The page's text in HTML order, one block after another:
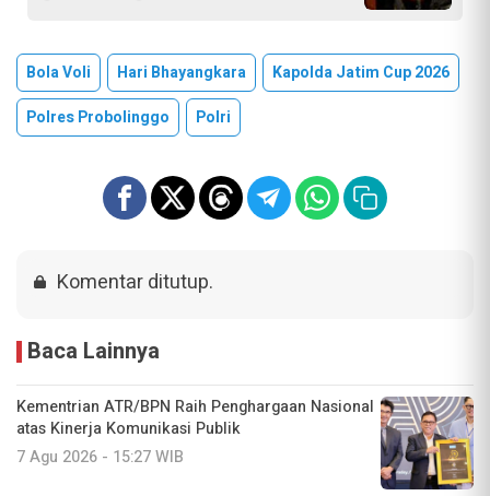
Bola Voli Hari Bhayangkara
Kapolda Jatim Cup 2026
Polres Probolinggo
Polri
Komentar ditutup.
Baca Lainnya
Kementrian ATR/BPN Raih Penghargaan Nasional
atas Kinerja Komunikasi Publik
7 Agu 2026 - 15:27 WIB